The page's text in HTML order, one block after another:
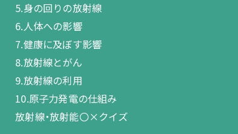
5.身の回りの放射線
6.人体への影響
7.健康に及ぼす影響
8.放射線とがん
9.放射線の利用
10.原子力発電の仕組み
放射線・放射能〇×クイズ